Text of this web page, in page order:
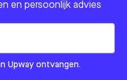
en persoonlijk advies
us?Upway ontvangen.